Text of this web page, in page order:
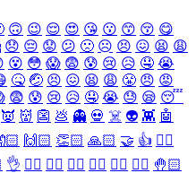
🙃 😉 😌 😍 😘 😗 😙 😚 😋
😞 😔 😟 😕 🙁 ☹️ 😣 😖 😫 😩
😵 😳 😱 😨 😰 😢 😥 🤤 😭
🤒 🤕 😣 😖 😫 😩 😤 😠 😡
😨 😰 😢 😥 🤤 😭 😓 😪 😴
👿 👹 👺 💩 👻 💀 ☠️ 👽 👾 🤖
🙌🏻 👏🏻 🙏🏻 🤝 👍 👎🏻
👌 👈🏻 👉🏻 👆🏻 👇🏻 ☝🏻 ✋🏻 🤚🏻